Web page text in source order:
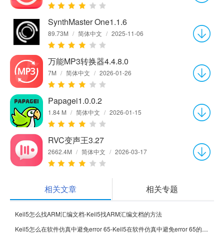
SynthMaster One1.1.6
89.73M / 简体中文 / 2025-11-06
万能MP3转换器4.4.8.0
7M / 简体中文 / 2026-01-26
Papagei1.0.0.2
1.84 M / 简体中文 / 2026-01-15
RVC变声王3.27
2662.4M / 简体中文 / 2026-03-17
相关文章 相关专题
Keil5怎么找ARM汇编文档-Keil5找ARM汇编文档的方法
Keil5怎么在软件仿真中避免error 65-Keil5在软件仿真中避免error 65的方法